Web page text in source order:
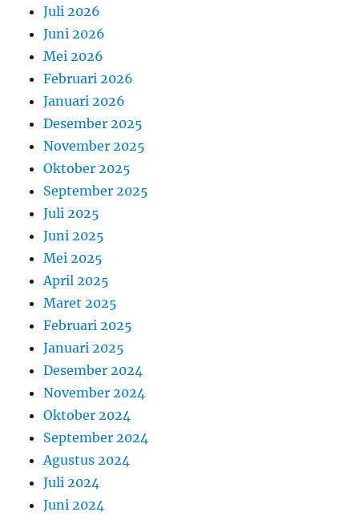
Juli 2026
Juni 2026
Mei 2026
Februari 2026
Januari 2026
Desember 2025
November 2025
Oktober 2025
September 2025
Juli 2025
Juni 2025
Mei 2025
April 2025
Maret 2025
Februari 2025
Januari 2025
Desember 2024
November 2024
Oktober 2024
September 2024
Agustus 2024
Juli 2024
Juni 2024